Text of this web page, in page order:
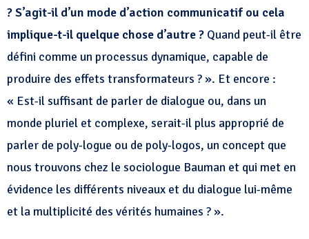
? S’agit-il d’un mode d’action communicatif ou cela
implique-t-il quelque chose d’autre ? Quand peut-il être
défini comme un processus dynamique, capable de
produire des effets transformateurs ? ». Et encore :
« Est-il suffisant de parler de dialogue ou, dans un
monde pluriel et complexe, serait-il plus approprié de
parler de poly-logue ou de poly-logos, un concept que
nous trouvons chez le sociologue Bauman et qui met en
évidence les différents niveaux et du dialogue lui-même
et la multiplicité des vérités humaines ? ».